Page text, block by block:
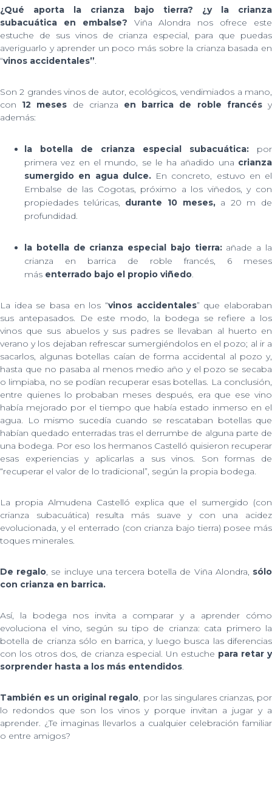
¿Qué aporta la crianza bajo tierra? ¿y la crianza
subacuática en embalse?
Viña Alondra nos ofrece este
estuche de sus vinos de crianza especial, para que puedas
averiguarlo y aprender un poco más sobre la crianza basada en
“vinos accidentales”.
Son 2 grandes vinos de autor, ecológicos, vendimiados a mano,
con
12 meses de crianza en barrica de roble francés y
además:
la botella de crianza especial subacuática: por
primera vez en el mundo, se le ha añadido una crianza
sumergido en agua dulce. En concreto, estuvo en el
Embalse de las Cogotas, próximo a los viñedos, y con
propiedades telúricas, durante 10 meses, a 20 m de
profundidad.
la botella de crianza especial bajo tierra:añade a la
crianza en barrica de roble francés, 6 meses
más enterrado bajo el propio viñedo.
La idea se basa en los “vinos accidentales” que elaboraban
sus antepasados. De este modo, la bodega se refiere a los
vinos que sus abuelos y sus padres se llevaban al huerto en
verano y los dejaban refrescar sumergiéndolos en el pozo; al ir a
sacarlos, algunas botellas caían de forma accidental al pozo y,
hasta que no pasaba al menos medio año y el pozo se secaba
o limpiaba, no se podían recuperar esas botellas. La conclusión,
entre quienes lo probaban meses después, era que ese vino
había mejorado por el tiempo que había estado inmerso en el
agua. Lo mismo sucedía cuando se rescataban botellas que
habían quedado enterradas tras el derrumbe de alguna parte de
una bodega. Por eso los hermanos Castelló quisieron recuperar
esas experiencias y aplicarlas a sus vinos. Son formas de
“recuperar el valor de lo tradicional”, según la propia bodega.
La propia Almudena Castelló explica que el sumergido (con
crianza subacuática) resulta más suave y con una acidez
evolucionada, y el enterrado (con crianza bajo tierra) posee más
toques minerales.
De regalo, se incluye una tercera botella de Viña Alondra, sólo
con crianza en barrica.
Así, la bodega nos invita a comparar y a aprender cómo
evoluciona el vino, según su tipo de crianza: cata primero la
botella de crianza sólo en barrica, y luego busca las diferencias
con los otros dos, de crianza especial. Un estuche para retar y
sorprender hasta a los más entendidos.
También es un original regalo, por las singulares crianzas, por
lo redondos que son los vinos y porque invitan a jugar y a
aprender. ¿Te imaginas llevarlos a cualquier celebración familiar
o entre amigos?